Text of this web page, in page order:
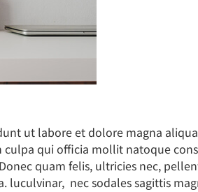
ut labore et dolore magna
qui officia mollit natoque
quam felis, ultricies nec,
luculvinar, nec sodales sagittis